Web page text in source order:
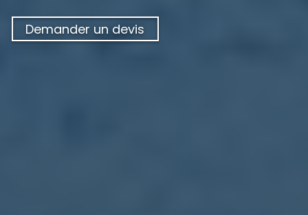
Demander un devis